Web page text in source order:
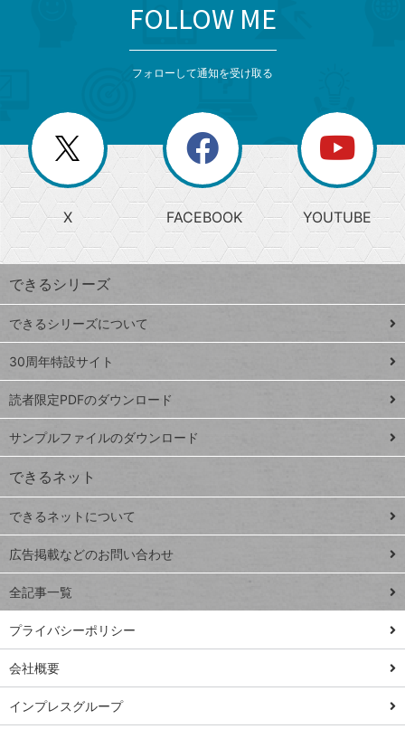
じ
る
search
検
索
上
昇
ワ
ー
ド
Google
スプレ
ッドシ
ート
iPhone
VLOOKUP
close
閉じ
る
閉
じ
る
ー
か
ら
探
す
ト
ッ
プ
ペ
ジ
連載
Excel Q&A
トイアンナ流仕
事術
ではじめる業務
の完全自動化
AI議事録作成術
Windows 11
FOLLOW ME
フォローして通知を受け取る
X FACEBOOK YOUTUBE
できるシリーズ
できるシリーズについて
30周年特設サイト
読者限定PDFのダウンロード
サンプルファイルのダウンロード
できるネット
できるネットについて
広告掲載などのお問い合わせ
全記事一覧
プライバシーポリシー
会社概要
インプレスグループ